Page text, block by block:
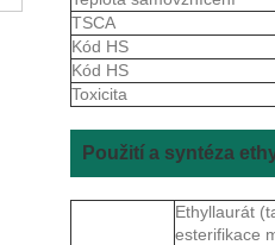
TSCA
Kód HS
Kód HS
Toxicita
Použití a syntéza
Ethyllaurát
esterifikace